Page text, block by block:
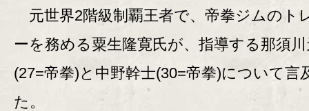
元世界2階級制覇王者で、帝拳ジムのト
ーを務める粟生隆寛氏が、指導する那須
(27=帝拳)と中野幹士(30=帝拳)について言
た。